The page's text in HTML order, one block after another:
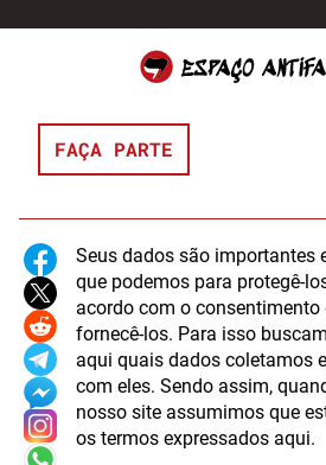
FAÇA PARTE
Seus dados são importantes
que podemos para protegê-
acordo com o consentimento
fornecê-los. Para isso
aqui quais dados coletamos
com eles. Sendo assim,
nosso site assumimos que
os termos expressados aqui.